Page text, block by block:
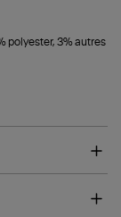
polyester, 3% autres